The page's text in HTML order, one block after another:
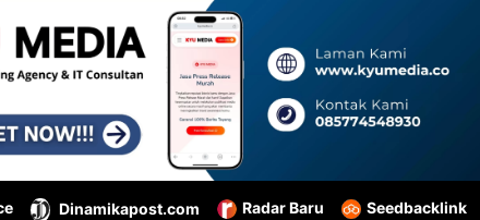
Dinamikapost.com Radar Baru Seedbacklink